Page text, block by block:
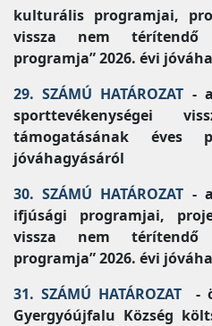
kulturális programjai,
vissza nem térítendő
programja” 2026. évi
29. SZÁMÚ HATÁROZAT -
sporttevékenységei
támogatásának éves
jóváhagyásáról
30. SZÁMÚ HATÁROZAT -
ifjúsági programjai,
vissza nem térítendő
programja” 2026. évi
31. SZÁMÚ HATÁROZAT -
Gyergyóújfalu Község